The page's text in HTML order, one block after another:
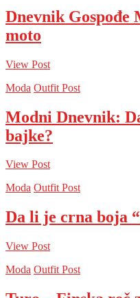
Dnevnik Gospođe
moto
View Post
Moda Outfit Post
Modni Dnevnik:
bajke?
View Post
Moda Outfit Post
Da li je crna boja
View Post
Moda Outfit Post